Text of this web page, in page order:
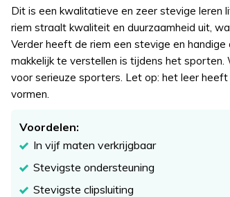
Dit is een kwalitatieve en zeer stevige leren
riem straalt kwaliteit en duurzaamheid uit,
Verder heeft de riem een stevige en handige
makkelijk te verstellen is tijdens het
voor serieuze sporters. Let op: het leer
vormen.
Voordelen:
In vijf maten verkrijgbaar
Stevigste ondersteuning
Stevigste clipsluiting